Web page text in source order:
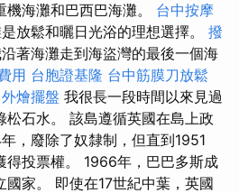
海灘和巴西巴海灘。 台中按摩
放鬆和曬日光浴的理想選擇。 撥
著海灘走到海盜灣的最後一個海
用 台胞證基隆 台中筋膜刀放鬆
外燴擺盤 我很長一段時間以來見過
松石水。 該島遵循英國在島上政
，廢除了奴隸制，但直到1951
得投票權。 1966年，巴巴多斯成
家。 即使在17世紀中葉，英國